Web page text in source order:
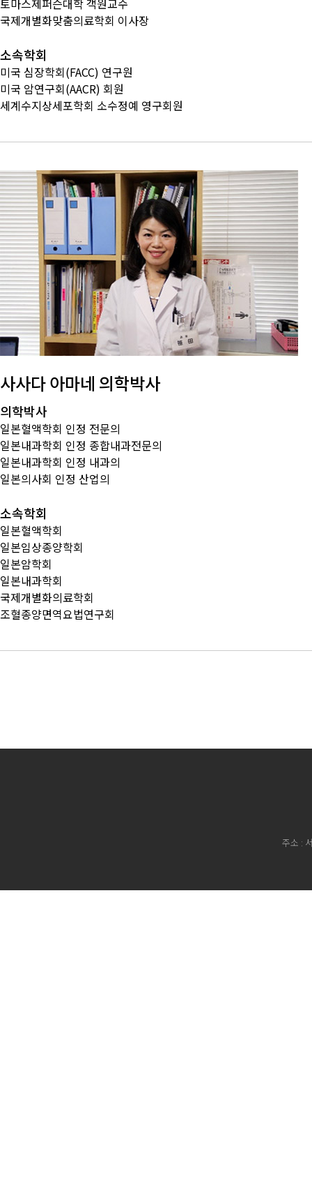
토마스제퍼슨대학 객원교수
국제개별화맞춤의료학회 이사장
소속학회
미국 심장학회(FACC) 연구원
미국 암연구회(AACR) 회원
세계수지상세포학회 소수정예 영구회원
사사다 아마네 의학박사
의학박사
일본혈액학회 인정 전문의
일본내과학회 인정 종합내과전문의
일본내과학회 인정 내과의
일본의사회 인정 산업의
소속학회
일본혈액학회
일본임상종양학회
일본암학회
일본내과학회
국제개별화의료학회
조혈종양면역요법연구회
주소 :